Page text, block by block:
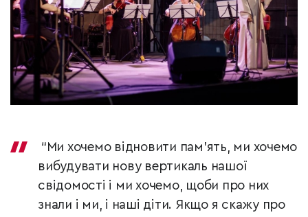
“Ми хочемо відновити пам’ять, ми хочемо
вибудувати нову вертикаль нашої
свідомості і ми хочемо, щоби про них
знали і ми, і наші діти. Якщо я скажу про